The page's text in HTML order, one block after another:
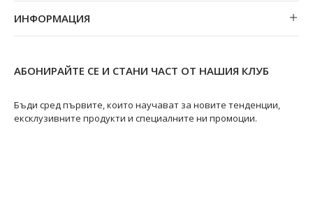
Гривни
ИНФОРМАЦИЯ
Магазини
Ремонт на бижута
Видове перли
АБОНИРАЙТЕ СЕ И СТАНИ ЧАСТ ОТ НАШИЯ КЛУБ
Бъди сред първите, които научават за новите тенденции,
ексклузивните продукти и специалните ни промоции.